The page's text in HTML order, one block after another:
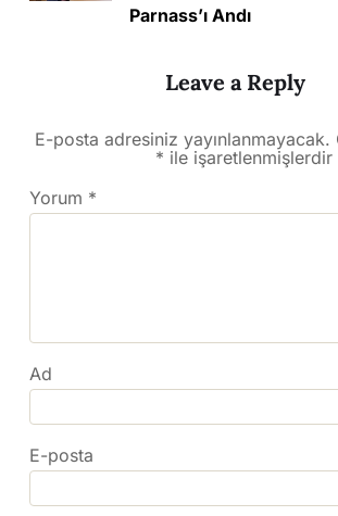
Parnass’ı Andı
Leave a Reply
E-posta adresiniz yayınlanmayacak.
* ile işaretlenmişlerdir
Yorum *
Ad
E-posta